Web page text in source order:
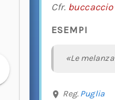
Cfr. buccaccio
ESEMPI
«Le
Reg. Puglia